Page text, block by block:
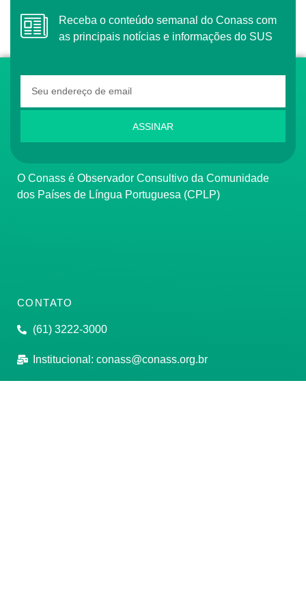
Receba o conteúdo semanal do Conass com
as principais notícias e informações do SUS
ASSINAR
O Conass é Observador Consultivo da Comunidade
dos Países de Língua Portuguesa (CPLP)
CONTATO
(61) 3222-3000
Institucional: conass@conass.org.br